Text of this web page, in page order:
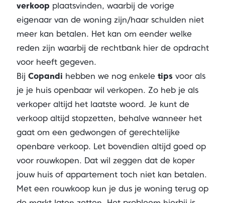
verkoop plaatsvinden, waarbij de vorige
eigenaar van de woning zijn/haar schulden niet
meer kan betalen. Het kan om eender welke
reden zijn waarbij de rechtbank hier de opdracht
voor heeft gegeven.
Bij Copandi hebben we nog enkele tipsvoor als
je je huis openbaar wil verkopen. Zo heb je als
verkoper altijd het laatste woord. Je kunt de
verkoop altijd stopzetten, behalve wanneer het
gaat om een gedwongen of gerechtelijke
openbare verkoop. Let bovendien altijd goed op
voor rouwkopen. Dat wil zeggen dat de koper
jouw huis of appartement toch niet kan betalen.
Met een rouwkoop kun je dus je woning terug op